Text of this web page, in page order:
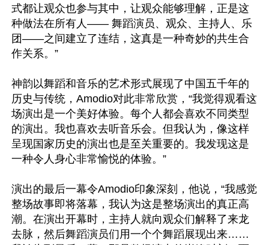
式都让观众也参与其中，让观众能够理解，正是这
种做法在所有人—— 舞蹈演员、观众、主持人、乐
团——之间建立了连结，这真是一种奇妙的共生合
作关系。”
神韵以舞蹈和音乐的艺术形式展现了中国五千年的
历史与传统，Amodio对此非常欣赏，“我觉得观看这
场演出是一个美好体验。每个人都会喜欢不同类型
的演出。我也喜欢去听音乐会。但我认为，像这样
呈现国家历史的演出也是至关重要的。我发现这是
一种令人身心非常愉悦的体验。”
演出的最后一幕令Amodio印象深刻，他说，“我感觉
整场故事即将落幕，我认为这是整场演出的真正高
潮。在演出开幕时，主持人就向观众们解释了来龙
去脉，然后舞蹈演员们用一个个舞蹈展现出来……